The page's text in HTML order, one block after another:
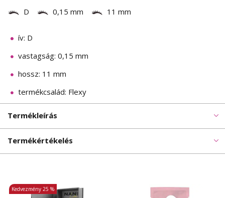
D 0,15 mm 11 mm
ív: D
vastagság: 0,15 mm
hossz: 11 mm
termékcsalád: Flexy
Termékleírás
Termékértékelés
Kedvezmény 25 %